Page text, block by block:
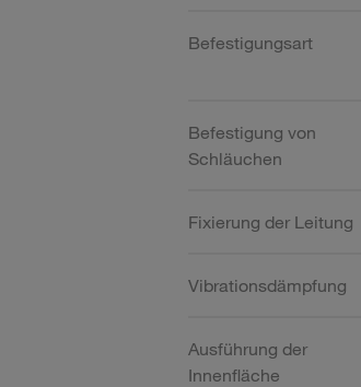
Befestigungsart
Befestigung von
Schläuchen
Fixierung der Leitung
Vibrationsdämpfung
Ausführung der
Innenfläche